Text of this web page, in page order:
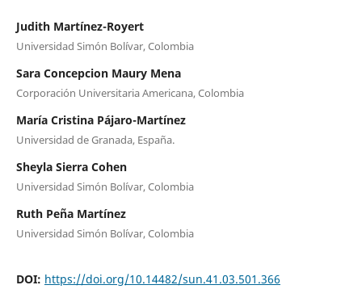
Judith Martínez-Royert
Universidad Simón Bolívar, Colombia
Sara Concepcion Maury Mena
Corporación Universitaria Americana, Colombia
María Cristina Pájaro-Martínez
Universidad de Granada, España.
Sheyla Sierra Cohen
Universidad Simón Bolívar, Colombia
Ruth Peña Martínez
Universidad Simón Bolívar, Colombia
DOI: https://doi.org/10.14482/sun.41.03.501.366